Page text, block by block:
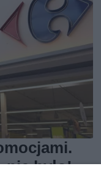
nie było!